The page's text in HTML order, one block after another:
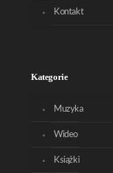
Kontakt
Kategorie
Muzyka
Wideo
Książki